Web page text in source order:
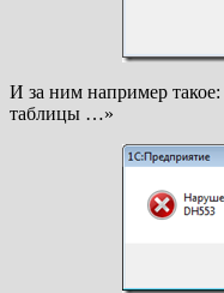
И за ним например
таблицы …»